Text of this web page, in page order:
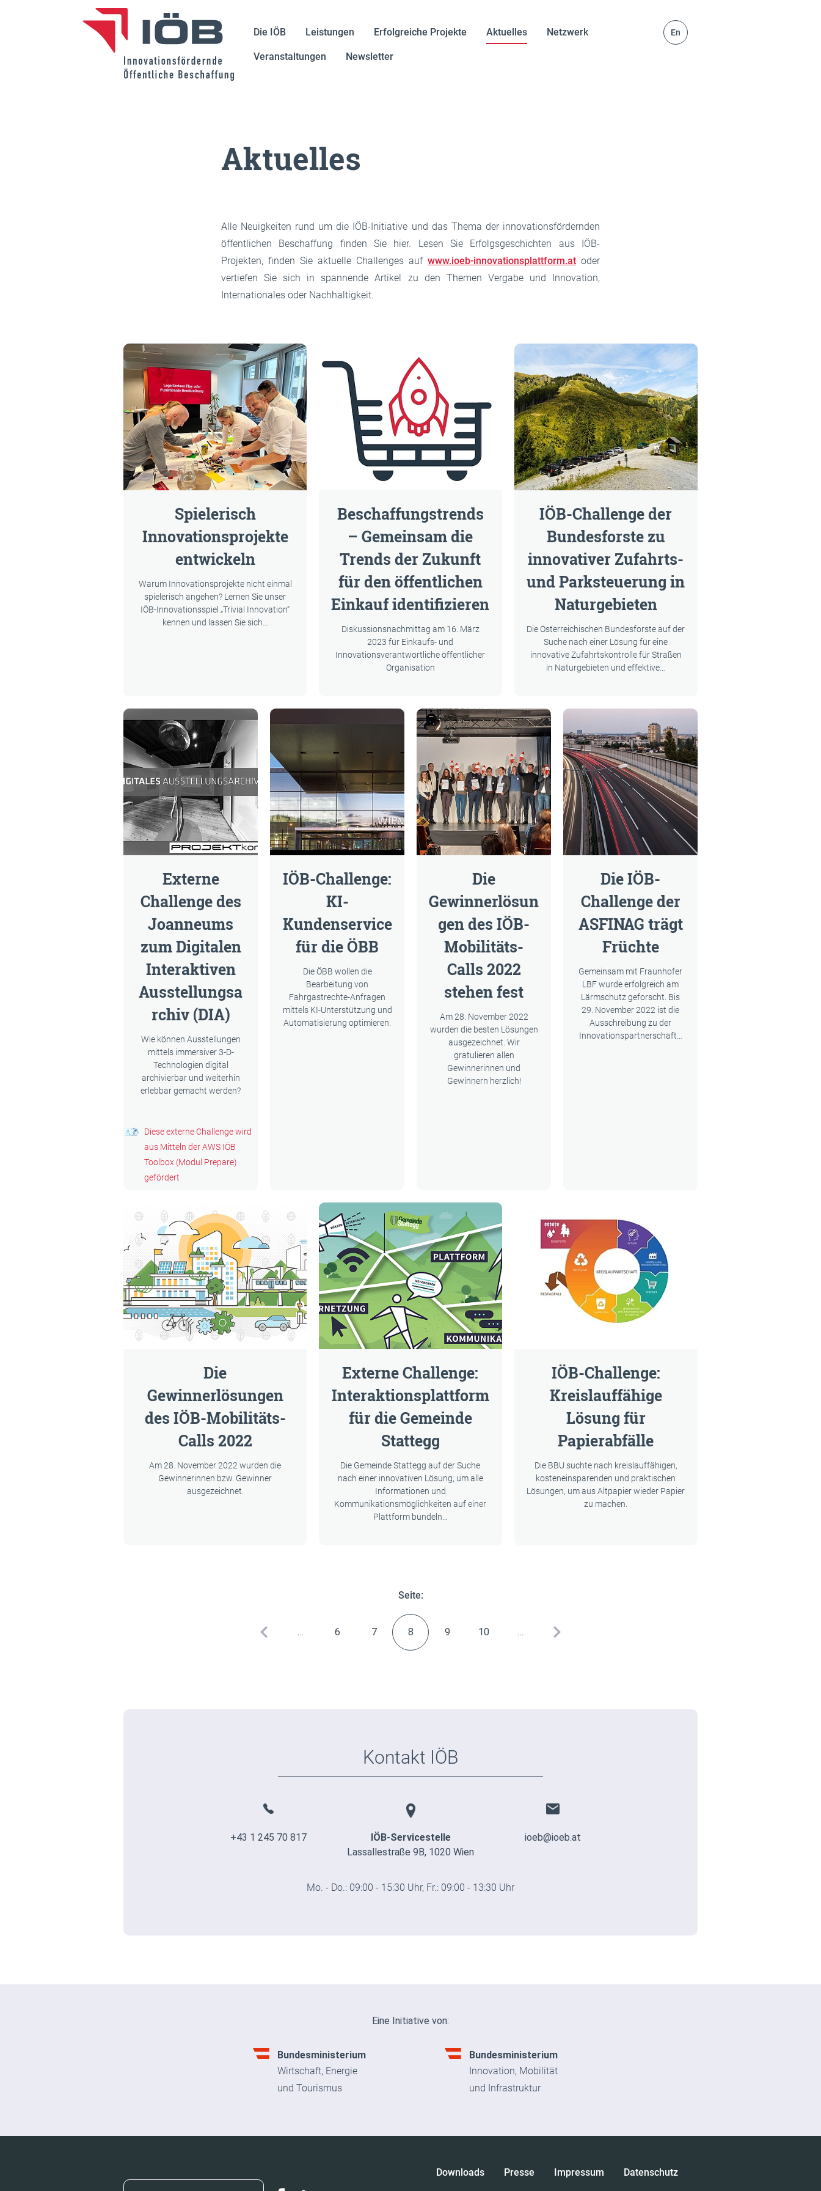
Die IÖB Leistungen Erfolgreiche Projekte Aktuelles Netzwerk
Veranstaltungen Newsletter
En
Aktuelles
Alle Neuigkeiten rund um die IÖB-Initiative und das Thema der innovationsfördernden
öffentlichen Beschaffung finden Sie hier. Lesen Sie Erfolgsgeschichten aus IÖB-
Projekten, finden Sie aktuelle Challenges auf www.ioeb-innovationsplattform.at oder
vertiefen Sie sich in spannende Artikel zu den Themen Vergabe und Innovation,
Internationales oder Nachhaltigkeit.
Auflistung der Newsbeiträge:
Spielerisch
Innovationsprojekte
entwickeln
Warum Innovationsprojekte nicht einmal
spielerisch angehen? Lernen Sie unser
IÖB-Innovationsspiel „Trivial Innovation“
kennen und lassen Sie sich…
Beschaffungstrends
– Gemeinsam die
Trends der Zukunft
für den öffentlichen
Einkauf identifizieren
Diskussionsnachmittag am 16. März
2023 für Einkaufs- und
Innovationsverantwortliche öffentlicher
Organisation
IÖB-Challenge der
Bundesforste zu
innovativer Zufahrts-
und Parksteuerung in
Naturgebieten
Die Österreichischen Bundesforste auf der
Suche nach einer Lösung für eine
innovative Zufahrtskontrolle für Straßen
in Naturgebieten und effektive…
Externe
Challenge des
Joanneums
zum Digitalen
Interaktiven
Ausstellungsa
rchiv (DIA)
Wie können Ausstellungen
mittels immersiver 3-D-
Technologien digital
archivierbar und weiterhin
erlebbar gemacht werden?
Diese externe Challenge wird
aus Mitteln der AWS IÖB
Toolbox (Modul Prepare)
gefördert
IÖB-Challenge:
KI-
Kundenservice
für die ÖBB
Die ÖBB wollen die
Bearbeitung von
Fahrgastrechte-Anfragen
mittels KI-Unterstützung und
Automatisierung optimieren.
Die
Gewinnerlösun
gen des IÖB-
Mobilitäts-
Calls 2022
stehen fest
Am 28. November 2022
wurden die besten Lösungen
ausgezeichnet. Wir
gratulieren allen
Gewinnerinnen und
Gewinnern herzlich!
Die IÖB-
Challenge der
ASFINAG trägt
Früchte
Gemeinsam mit Fraunhofer
LBF wurde erfolgreich am
Lärmschutz geforscht. Bis
29. November 2022 ist die
Ausschreibung zu der
Innovationspartnerschaft…
Die
Gewinnerlösungen
des IÖB-Mobilitäts-
Calls 2022
Am 28. November 2022 wurden die
Gewinnerinnen bzw. Gewinner
ausgezeichnet.
Externe Challenge:
Interaktionsplattform
für die Gemeinde
Stattegg
Die Gemeinde Stattegg auf der Suche
nach einer innovativen Lösung, um alle
Informationen und
Kommunikationsmöglichkeiten auf einer
Plattform bündeln…
IÖB-Challenge:
Kreislauffähige
Lösung für
Papierabfälle
Die BBU suchte nach kreislauffähigen,
kosteneinsparenden und praktischen
Lösungen, um aus Altpapier wieder Papier
zu machen.
Seite:
vorherige
… 6 7 8 9 10 …
Kontakt IÖB
+43 1 245 70 817
IÖB-Servicestelle
Lassallestraße 9B, 1020 Wien
ioeb@ioeb.at
Mo. - Do.: 09:00 - 15:30 Uhr, Fr.: 09:00 - 13:30 Uhr
Eine Initiative von:
Bundesministerium
Wirtschaft, Energie
und Tourismus
Bundesministerium
Innovation, Mobilität
und Infrastruktur
Downloads Presse Impressum Datenschutz